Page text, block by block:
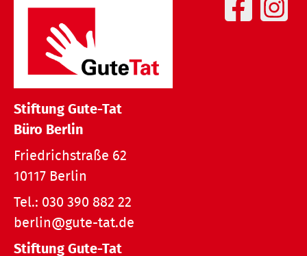
Stiftung Gute-Tat
Büro Berlin
Friedrichstraße 62
10117 Berlin
Tel.: 030 390 882 22
berlin@gute-tat.de
Stiftung Gute-Tat